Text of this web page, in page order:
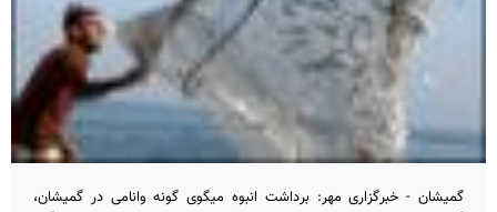
گمیشان - خبرگزاری مهر: برداشت انبوه میگوی گونه وانامی در گمیشان،